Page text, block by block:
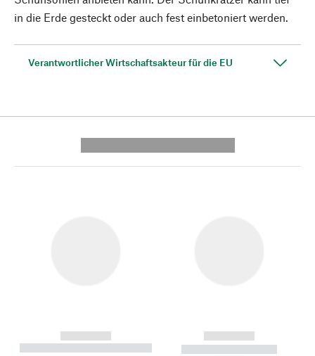
in die Erde gesteckt oder auch fest einbetoniert werden.
Verantwortlicher Wirtschaftsakteur für die EU
------------
----------- ----------- --------
------------
----------- -----------